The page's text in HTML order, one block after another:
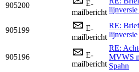
905200
E-
mailbericht
905199
E-
mailbericht
RE:
905196
E-
mailbericht
RE:
MVWS
Spahn